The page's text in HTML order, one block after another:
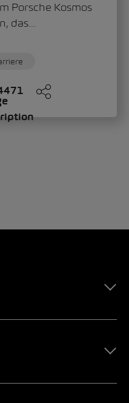
Porsche Kosmos
das...